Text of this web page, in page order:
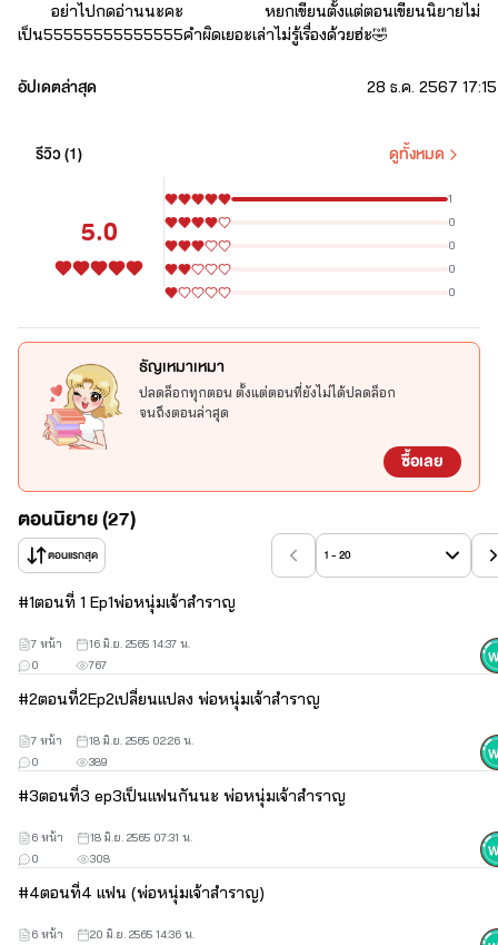
อย่าไปกดอ่านนะคะ หยกเขียนตั้งแต่ตอนเขียนนิยายไม่
เป็น55555555555555คำผิดเยอะเล่าไม่รู้เรื่องด้วยฮ่ะ🤣
อัปเดตล่าสุด 28 ธ.ค. 2567
รีวิว (1) ดูทั้งหมด
5.0
1
0
0
0
0
ธัญเหมาเหมา
ปลดล็อกทุกตอน ตั้งแต่ตอนที่ยังไม่ได้ปลดล็อก
จนถึงตอนล่าสุด
ซื้อเลย
ตอนนิยาย (27)
ตอนแรกสุด 1 - 20
#1ตอนที่ 1 Ep1พ่อหนุ่มเจ้าสำราญ
767
0
7 หน้า 16 มิ.ย. 2565 14:37 น.
#2ตอนที่2Ep2เปลี่ยนแปลง พ่อหนุ่มเจ้าสำราญ
389
0
7 หน้า 18 มิ.ย. 2565 02:26 น.
#3ตอนที่3 ep3เป็นแฟนกันนะ พ่อหนุ่มเจ้าสำราญ
308
0
6 หน้า 18 มิ.ย. 2565 07:31 น.
#4ตอนที่4 แฟน (พ่อหนุ่มเจ้าสำราญ)
6 หน้า 20 มิ.ย. 2565 14:36 น.